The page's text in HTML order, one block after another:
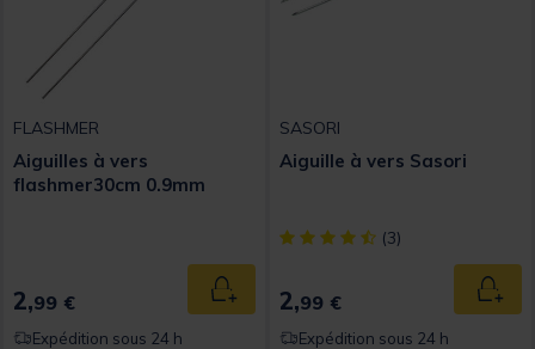
FLASHMER
Aiguilles à vers
flashmer30cm 0.9mm
2,99 € Ajouter au panier
Expédition sous 24 h
SASORI
Aiguille à vers Sasori
[object Object] out of 5
(3)
2,99 €
Expédition sous 24 h